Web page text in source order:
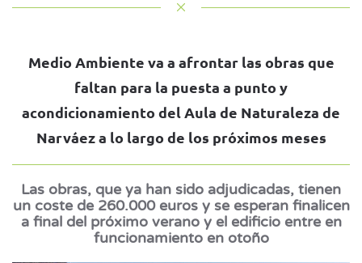
Medio Ambiente va a afrontar las obras que
faltan para la puesta a punto y
acondicionamiento del Aula de Naturaleza de
Narváez a lo largo de los próximos meses
Las obras, que ya han sido adjudicadas, tienen
un coste de 260.000 euros y se esperan finalicen
a final del próximo verano y el edificio entre en
funcionamiento en otoño